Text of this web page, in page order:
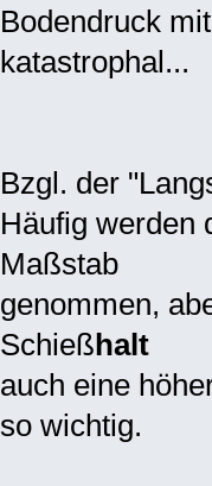
Bodendruck
katastrophal...
Bzgl. der
Häufig werden
Maßstab
genommen,
Schießhalt
auch eine
so wichtig.